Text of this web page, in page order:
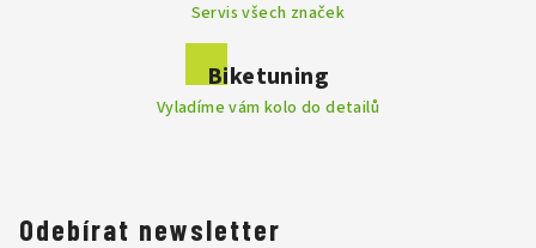
Servis všech značek
Biketuning
Vyladíme vám kolo do detailů
Odebírat newsletter